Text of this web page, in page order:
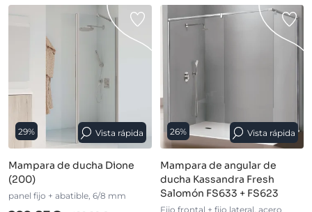
29% Vista rápida
Mampara de ducha Dione
(200)
panel fijo + abatible, 6/8 mm
26% Vista rápida
Mampara de angular de
ducha Kassandra Fresh
Salomón FS633 + FS623
Fijo frontal + fijo lateral, acero